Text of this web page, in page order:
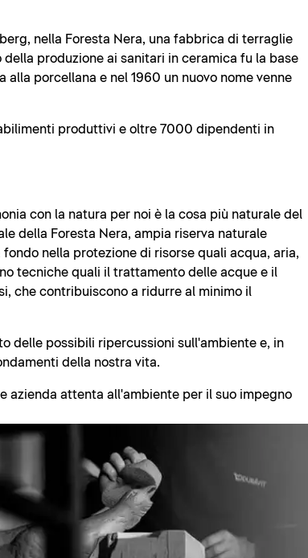
nella Foresta Nera, una fabbrica di terraglie
produzione ai sanitari in ceramica fu la base
porcellana e nel 1960 un nuovo nome venne
produttivi e oltre 7000 dipendenti in
con la natura per noi è la cosa più naturale del
della Foresta Nera, ampia riserva naturale
nella protezione di risorse quali acqua, aria,
tecniche quali il trattamento delle acque e il
che contribuiscono a ridurre al minimo il
delle possibili ripercussioni sull'ambiente e, in
della nostra vita.
azienda attenta all'ambiente per il suo impegno